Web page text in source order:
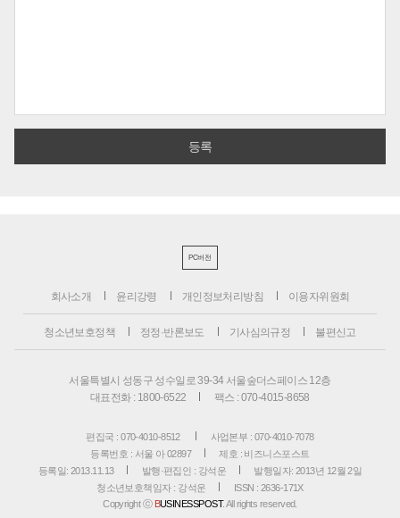
PC버전
회사소개 윤리강령 개인정보처리방침 이용자위원회
청소년보호정책 정정·반론보도 기사심의규정 불편신고
서울특별시 성동구 성수일로 39-34 서울숲더스페이스 12층
대표전화 : 1800-6522
팩스 : 070-4015-8658
편집국 : 070-4010-8512
사업본부 : 070-4010-7078
등록번호 : 서울 아 02897
제호 : 비즈니스포스트
등록일: 2013.11.13
발행·편집인 : 강석운
발행일자: 2013년 12월 2일
청소년보호책임자 : 강석운
ISSN : 2636-171X
Copyright ⓒ BUSINESSPOST. All rights reserved.